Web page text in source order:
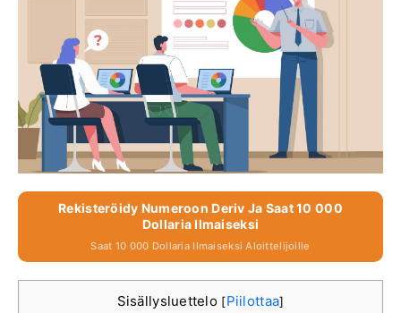
Rekisteröidy Numeroon Deriv Ja Saat 10 000
Dollaria Ilmaiseksi
Saat 10 000 Dollaria Ilmaiseksi Aloittelijoille
Sisällysluettelo [Piilottaa]